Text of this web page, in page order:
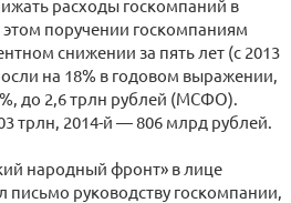
расходы госкомпаний в
поручении госкомпаниям
снижении за пять лет (с 2013
на 18% в годовом выражении,
до 2,6 трлн рублей (МСФО).
трлн, 2014-й — 806 млрд рублей.
народный фронт» в лице
письмо руководству госкомпании,